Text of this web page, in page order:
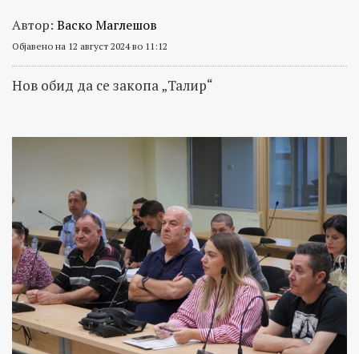
Автор: Васко Маглешов
Објавено на 12 август 2024 во 11:12
Нов обид да се закопа „Талир“